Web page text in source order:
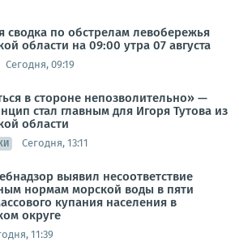
сводка по обстрелам левобережья
области на 09:00 утра 07 августа
Сегодня, 09:19
в стороне непозволительно» —
стал главным для Игоря Тутова из
области
Сегодня, 13:11
выявил несоответствие
нормам морской воды в пяти
купания населения в
округе
11:39